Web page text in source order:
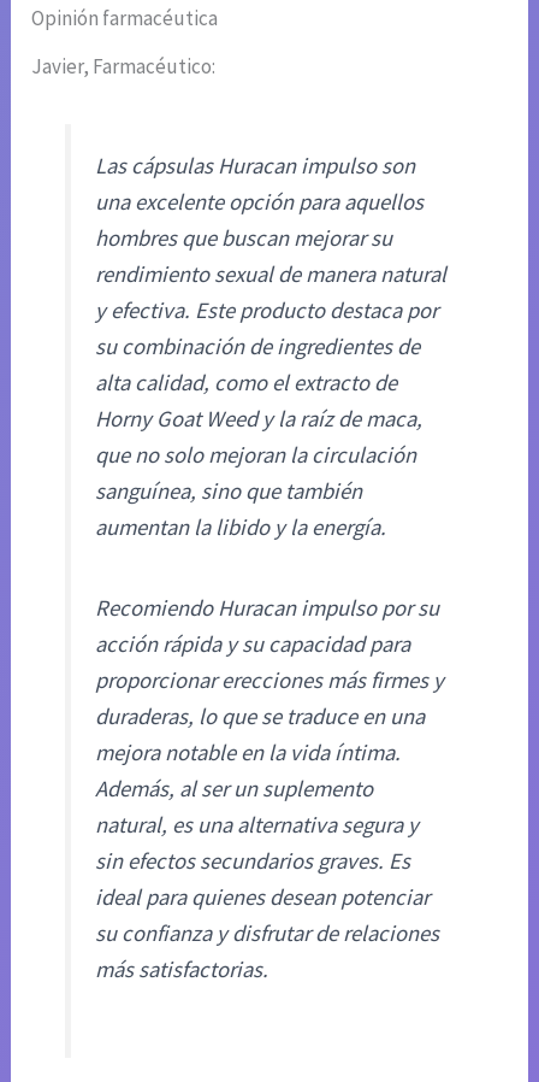
Opinión farmacéutica
Javier, Farmacéutico:
Las cápsulas Huracan impulso son
una excelente opción para aquellos
hombres que buscan mejorar su
rendimiento sexual de manera natural
y efectiva. Este producto destaca por
su combinación de ingredientes de
alta calidad, como el extracto de
Horny Goat Weed y la raíz de maca,
que no solo mejoran la circulación
sanguínea, sino que también
aumentan la libido y la energía.
Recomiendo Huracan impulso por su
acción rápida y su capacidad para
proporcionar erecciones más firmes y
duraderas, lo que se traduce en una
mejora notable en la vida íntima.
Además, al ser un suplemento
natural, es una alternativa segura y
sin efectos secundarios graves. Es
ideal para quienes desean potenciar
su confianza y disfrutar de relaciones
más satisfactorias.